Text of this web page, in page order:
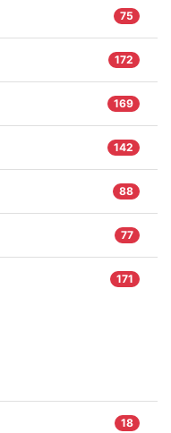
75
172
169
142
88
77
171
18